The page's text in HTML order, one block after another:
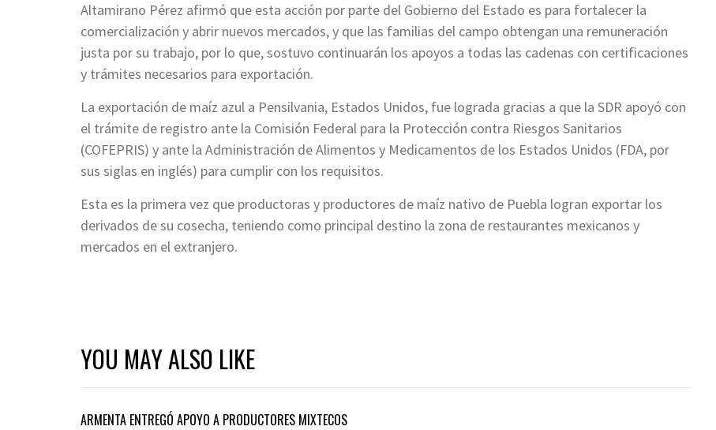
Altamirano Pérez afirmó que esta acción por parte del Gobierno del Estado es para fortalecer la
comercialización y abrir nuevos mercados, y que las familias del campo obtengan una remuneración
justa por su trabajo, por lo que, sostuvo continuarán los apoyos a todas las cadenas con certificaciones
y trámites necesarios para exportación.
La exportación de maíz azul a Pensilvania, Estados Unidos, fue lograda gracias a que la SDR apoyó con
el trámite de registro ante la Comisión Federal para la Protección contra Riesgos Sanitarios
(COFEPRIS) y ante la Administración de Alimentos y Medicamentos de los Estados Unidos (FDA, por
sus siglas en inglés) para cumplir con los requisitos.
Esta es la primera vez que productoras y productores de maíz nativo de Puebla logran exportar los
derivados de su cosecha, teniendo como principal destino la zona de restaurantes mexicanos y
mercados en el extranjero.
YOU MAY ALSO LIKE
ARMENTA ENTREGÓ APOYO A PRODUCTORES MIXTECOS